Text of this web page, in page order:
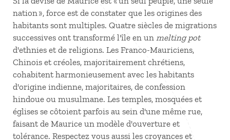
nation », force est de constater que les origines des
habitants sont multiples. Quatre siècles de migrations
successives ont transformé l'île en un melting pot
d'ethnies et de religions. Les Franco-Mauriciens,
Chinois et créoles, majoritairement chrétiens,
cohabitent harmonieusement avec les habitants
d'origine indienne, majoritaires, de confession
hindoue ou musulmane. Les temples, mosquées et
églises se côtoient parfois au sein d'une même rue,
faisant de Maurice un modèle d'ouverture et
tolérance. Respectez vous aussi les croyances et